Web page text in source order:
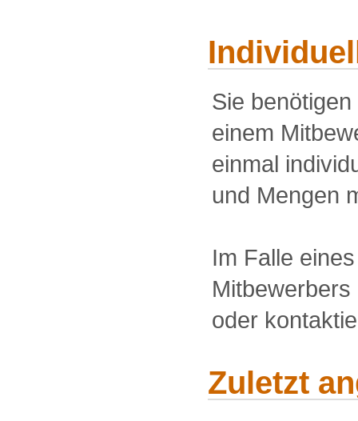
Sie
einem
einmal
und Mengen
Im Falle
oder
Zuletzt